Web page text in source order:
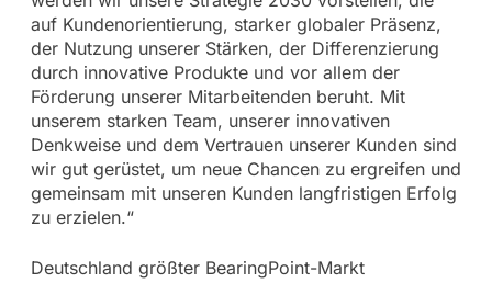
auf Kundenorientierung, starker globaler Präsenz,
der Nutzung unserer Stärken, der Differenzierung
durch innovative Produkte und vor allem der
Förderung unserer Mitarbeitenden beruht. Mit
unserem starken Team, unserer innovativen
Denkweise und dem Vertrauen unserer Kunden sind
wir gut gerüstet, um neue Chancen zu ergreifen und
gemeinsam mit unseren Kunden langfristigen Erfolg
zu erzielen.“
Deutschland größter BearingPoint-Markt